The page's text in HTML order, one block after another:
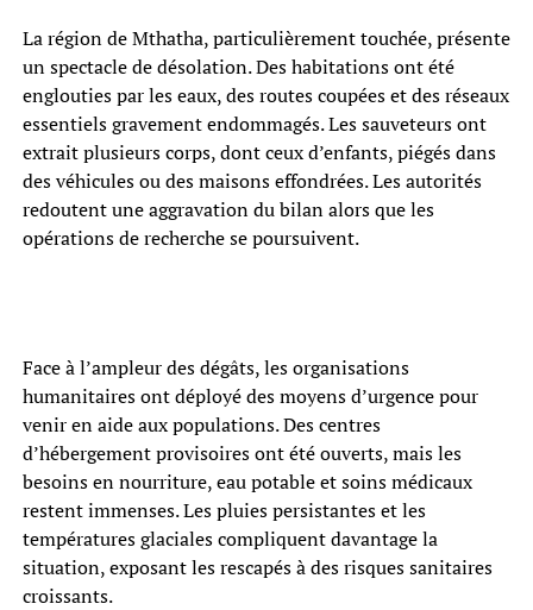
La région de Mthatha, particulièrement touchée, présente
un spectacle de désolation. Des habitations ont été
englouties par les eaux, des routes coupées et des réseaux
essentiels gravement endommagés. Les sauveteurs ont
extrait plusieurs corps, dont ceux d’enfants, piégés dans
des véhicules ou des maisons effondrées. Les autorités
redoutent une aggravation du bilan alors que les
opérations de recherche se poursuivent.
Face à l’ampleur des dégâts, les organisations
humanitaires ont déployé des moyens d’urgence pour
venir en aide aux populations. Des centres
d’hébergement provisoires ont été ouverts, mais les
besoins en nourriture, eau potable et soins médicaux
restent immenses. Les pluies persistantes et les
températures glaciales compliquent davantage la
situation, exposant les rescapés à des risques sanitaires
croissants.